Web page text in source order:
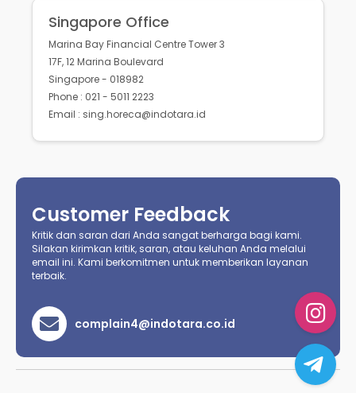
Singapore Office
Marina Bay Financial Centre Tower 3
17F, 12 Marina Boulevard
Singapore - 018982
Phone : 021 - 5011 2223
Email : sing.horeca@indotara.id
Customer Feedback
Kritik dan saran dari Anda sangat berharga bagi kami.
Silakan kirimkan kritik, saran, atau keluhan Anda melalui
email ini. Kami berkomitmen untuk memberikan layanan
terbaik.
complain4@indotara.co.id